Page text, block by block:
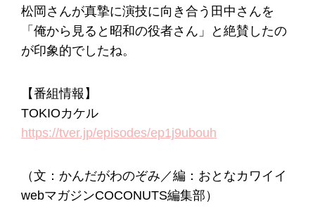
松岡さんが真摯に演技に向き合う田中さんを
「俺から見ると昭和の役者さん」と絶賛したの
が印象的でしたね。
【番組情報】
TOKIOカケル
https://tver.jp/episodes/ep1j9ubouh
（文：かんだがわのぞみ／編：おとなカワイイ
webマガジンCOCONUTS編集部）